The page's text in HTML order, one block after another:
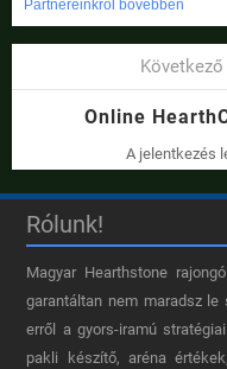
Partnereinkről bővebben
Online
A jelentkezés
Rólunk!
Magyar Hearthstone​
garantáltan nem maradsz
erről a gyors-iramú
pakli készítő, aréna